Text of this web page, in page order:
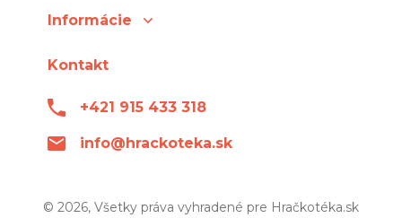
Informácie
Kontakt
+421 915 433 318
info@hrackoteka.sk
© 2026, Všetky práva vyhradené pre Hračkotéka.sk